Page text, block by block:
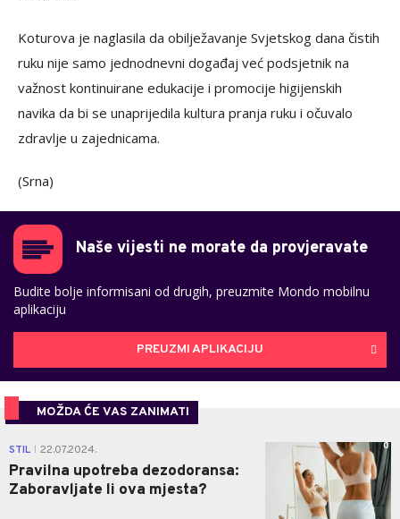
Koturova je naglasila da obilježavanje Svjetskog dana čistih
ruku nije samo jednodnevni događaj već podsjetnik na
važnost kontinuirane edukacije i promocije higijenskih
navika da bi se unaprijedila kultura pranja ruku i očuvalo
zdravlje u zajednicama.
(Srna)
Naše vijesti ne morate da provjeravate
Budite bolje informisani od drugih, preuzmite Mondo mobilnu
aplikaciju
PREUZMI APLIKACIJU
MOŽDA ĆE VAS ZANIMATI
STIL 22.07.2024.
Pravilna upotreba dezodoransa:
Zaboravljate li ova mjesta?
0